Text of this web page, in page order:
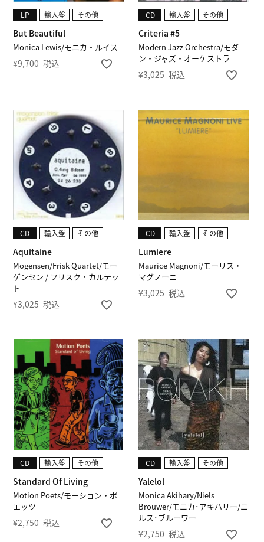
Monica Lewis/モニカ・ルイス
But Beautiful
LP 輸入盤 その他
¥9,700 税込
Modern Jazz Orchestra/モダ
ン・ジャズ・オーケストラ
Criteria #5
CD 輸入盤 その他
¥3,025 税込
Mogensen/Frisk Quartet/モー
ゲンセン / フリスク・カルテッ
ト
Aquitaine
CD 輸入盤 その他
¥3,025 税込
Maurice Magnoni/モーリス・
マグノーニ
Lumiere
CD 輸入盤 その他
¥3,025 税込
Motion Poets/モーション・ポ
エッツ
Standard Of Living
CD 輸入盤 その他
¥2,750 税込
Monica Akihary/Niels
Brouwer/モニカ･アキハリー/ニ
ルス･ブルーワー
Yalelol
CD 輸入盤 その他
¥2,750 税込